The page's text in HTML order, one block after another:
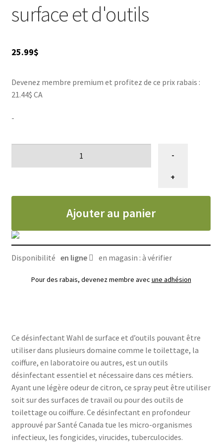
AIGUISAGES
surface et d'outils
25.99$
Devenez membre premium et profitez de ce prix rabais :
21.44$ CA
-
Désinfectant
surface
pulvériser
Wahl
ml
-
+
Ajouter au panier
Disponibilité en ligne en magasin : à vérifier
Pour des rabais, devenez membre avec une adhésion
Ce désinfectant Wahl de surface et d’outils pouvant être
utiliser dans plusieurs domaine comme le toilettage, la
coiffure, en laboratoire ou autres, est un outils
désinfectant essentiel et nécessaire dans ces métiers.
Ayant une légère odeur de citron, ce spray peut être utiliser
soit sur des surfaces de travail ou pour des outils de
toilettage ou coiffure. Ce désinfectant en profondeur
approuvé par Santé Canada tue les micro-organismes
infectieux, les fongicides, virucides, tuberculocides.